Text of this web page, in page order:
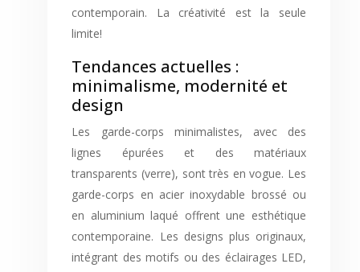
contemporain. La créativité est la seule
limite!
Tendances actuelles :
minimalisme, modernité et
design
Les garde-corps minimalistes, avec des
lignes épurées et des matériaux
transparents (verre), sont très en vogue. Les
garde-corps en acier inoxydable brossé ou
en aluminium laqué offrent une esthétique
contemporaine. Les designs plus originaux,
intégrant des motifs ou des éclairages LED,